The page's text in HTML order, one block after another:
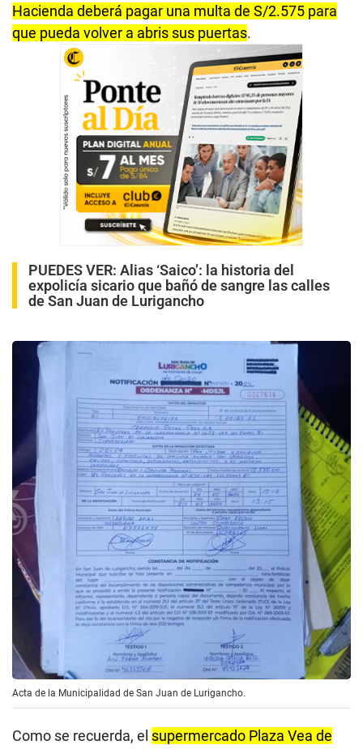
Hacienda deberá pagar una multa de S/2.575 para
que pueda volver a abris sus puertas.
PUEDES VER: Alias ‘Saico’: la historia del
expolicía sicario que bañó de sangre las calles
de San Juan de Lurigancho
Acta de la Municipalidad de San Juan de Lurigancho.
Como se recuerda, el supermercado Plaza Vea de